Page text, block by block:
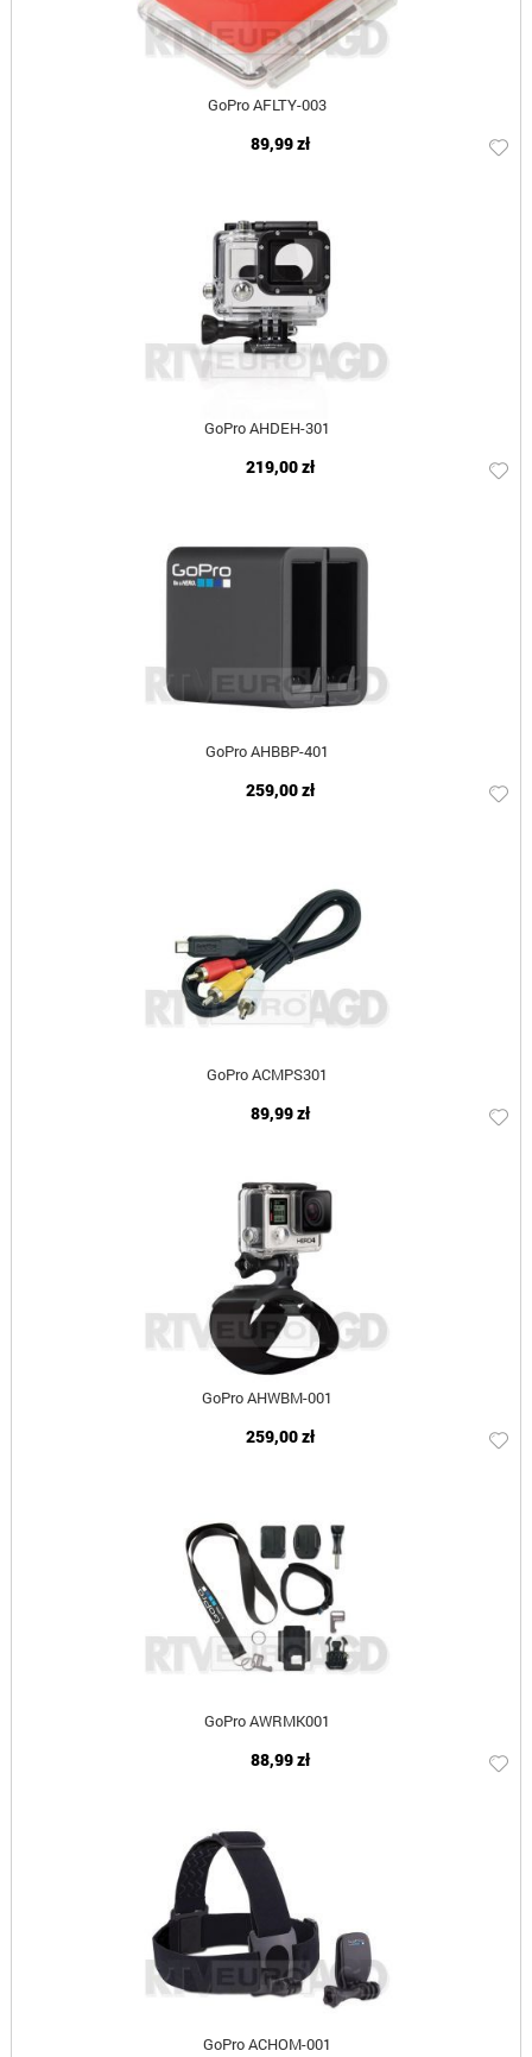
GoPro AFLTY-003
89,99 zł
GoPro AHDEH-301
219,00 zł
GoPro AHBBP-401
259,00 zł
GoPro ACMPS301
89,99 zł
GoPro AHWBM-001
259,00 zł
GoPro AWRMK001
88,99 zł
GoPro ACHOM-001